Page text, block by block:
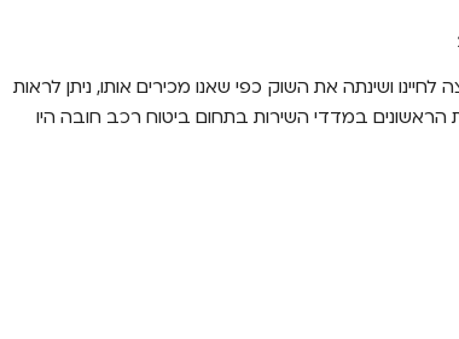
ושינתה את השוק כפי שאנו מכירים אותו, ניתן לראות
במדדי השירות בתחום ביטוח רכב חובה היו